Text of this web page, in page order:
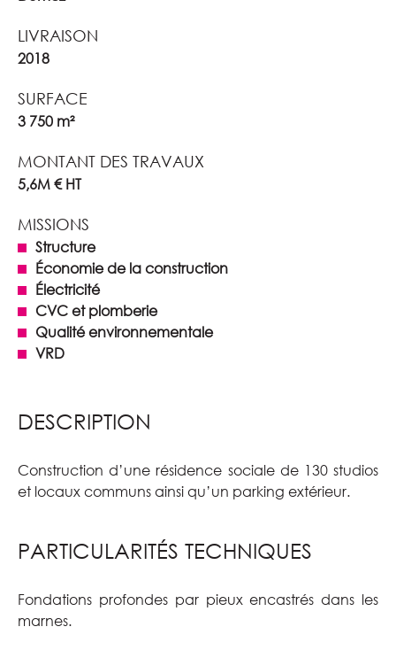
LIVRAISON
2018
SURFACE
3 750 m²
MONTANT DES TRAVAUX
5,6M € HT
MISSIONS
Structure
Économie de la construction
Électricité
CVC et plomberie
Qualité environnementale
VRD
DESCRIPTION
Construction d’une résidence sociale de 130 studios
et locaux communs ainsi qu’un parking extérieur.
PARTICULARITÉS TECHNIQUES
Fondations profondes par pieux encastrés dans les
marnes.